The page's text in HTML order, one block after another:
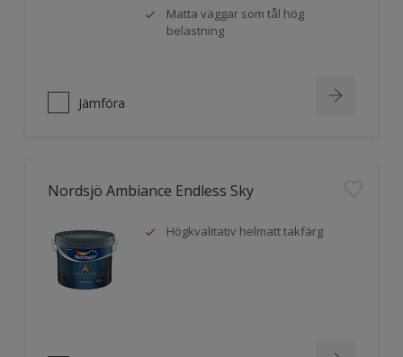
Matta väggar som tål hög
belastning
Jämföra
Nordsjö Ambiance Endless Sky
Högkvalitativ helmatt takfärg